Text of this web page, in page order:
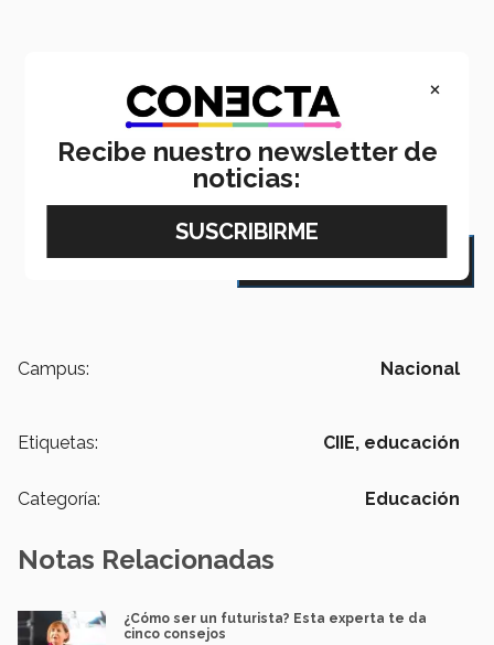
X
Facebook
WhatsApp
LinkedIn
Email
VOLVER AL ÍNDICE navigate_next
Campus: Nacional
Etiquetas: CIIE, educación
Categoría: Educación
Notas Relacionadas
¿Cómo ser un futurista? Esta experta te da
cinco consejos
×
Recibe nuestro newsletter de
noticias: